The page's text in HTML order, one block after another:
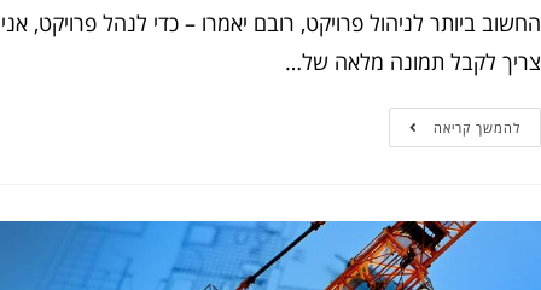
ביותר לניהול פרויקט, רובם יאמרו – כדי לנהל פרויקט, אני
לקבל תמונה מלאה של…
קריאה